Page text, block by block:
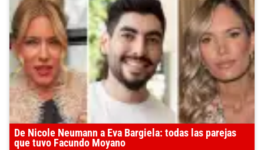
De Nicole Neumann a Eva Bargiela: todas las parejas
que tuvo Facundo Moyano